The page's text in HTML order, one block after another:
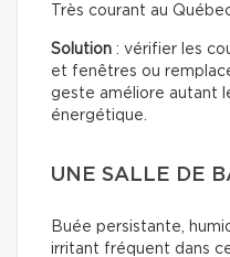
Très courant au
Solution : vérifier les
et fenêtres ou
geste améliore autant
énergétique.
UNE SALLE DE
Buée persistante,
irritant fréquent dans